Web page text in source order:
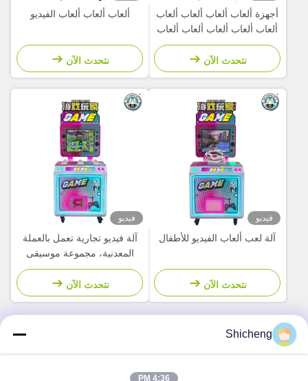
أجهزة ألعاب ألعاب ألعاب ألعاب
ألعاب ألعاب ألعاب ألعاب ألعاب
ألعاب ألعاب ألعاب ألعاب ألعاب
ألعاب ألعاب ألعاب ألعاب ألعاب
ألعاب
نتحدث الآن
ألعاب ألعاب ألعاب الفيديو
نتحدث الآن
فيديو
آلة لعب ألعاب الفيديو للأطفال
نتحدث الآن
فيديو
آلة فيديو تجارية تعمل بالعملة
المعدنية، مجموعة موسيقى
التصفيق، للأطفال، سوبر ماركت
نتحدث الآن
Shicheng
4:36 PM